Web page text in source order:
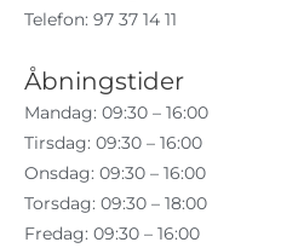
Telefon: 97 37 14 11
Åbningstider
Mandag: 09:30 – 16:00
Tirsdag: 09:30 – 16:00
Onsdag: 09:30 – 16:00
Torsdag: 09:30 – 18:00
Fredag: 09:30 – 16:00